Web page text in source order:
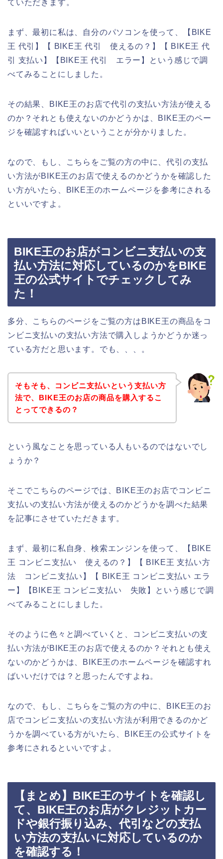
ていただきます。
まず、最初に私は、自分のパソコンを使って、【BIKE
王 代引】【 BIKE王 代引 使えるの？】【 BIKE王 代
引 支払い】【BIKE王 代引 エラー】という感じで調
べてみることにしました。
その結果、BIKE王のお店で代引の支払い方法が使える
のか？それとも使えないのかどうかは、BIKE王のペー
ジを確認すればいいということが分かりました。
なので、もし、こちらをご覧の方の中に、代引の支払
い方法がBIKE王のお店で使えるのかどうかを確認した
い方がいたら、BIKE王のホームページを参考にされる
といいですよ。
BIKE王のお店がコンビニ支払いの支
払い方法に対応しているのかをBIKE
王の公式サイトでチェックしてみ
た！
多分、こちらのページをご覧の方はBIKE王の商品をコ
ンビニ支払いの支払い方法で購入しようかどうか迷っ
ている方だと思います。でも、、、。
そもそも、コンビニ支払いという支払い方
法で、BIKE王のお店の商品を購入するこ
とってできるの？
という風なことを思っている人もいるのではないでし
ょうか？
そこでこちらのページでは、BIKE王のお店でコンビニ
支払いの支払い方法が使えるのかどうかを調べた結果
を記事にさせていただきます。
まず、最初に私自身、検索エンジンを使って、【BIKE
王 コンビニ支払い 使えるの？】【 BIKE王 支払い方
法 コンビニ支払い】【 BIKE王 コンビニ支払い エラ
ー】【BIKE王 コンビニ支払い 失敗】という感じで調
べてみることにしました。
そのように色々と調べていくと、コンビニ支払いの支
払い方法がBIKE王のお店で使えるのか？それとも使え
ないのかどうかは、BIKE王のホームページを確認すれ
ばいいだけでは？と思ったんですよね。
なので、もし、こちらをご覧の方の中に、BIKE王のお
店でコンビニ支払いの支払い方法が利用できるのかど
うかを調べている方がいたら、BIKE王の公式サイトを
参考にされるといいですよ。
【まとめ】BIKE王のサイトを確認し
て、BIKE王のお店がクレジットカー
ドや銀行振り込み、代引などの支払
い方法の支払いに対応しているのか
を確認する！